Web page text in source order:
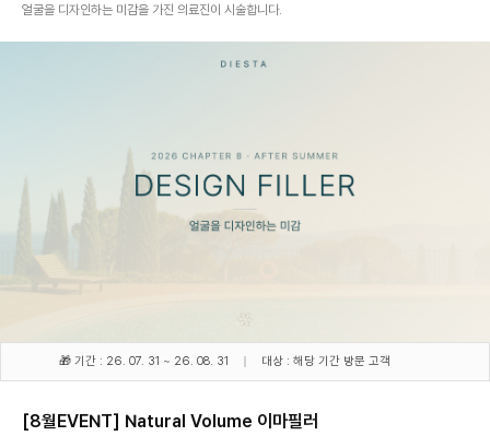
얼굴을 디자인하는 미감을 가진 의료진이 시술합니다.
🎁 기간 : 26. 07. 31 ~ 26. 08. 31 대상 : 해당 기간 방문 고객
[8월EVENT] Natural Volume 이마필러